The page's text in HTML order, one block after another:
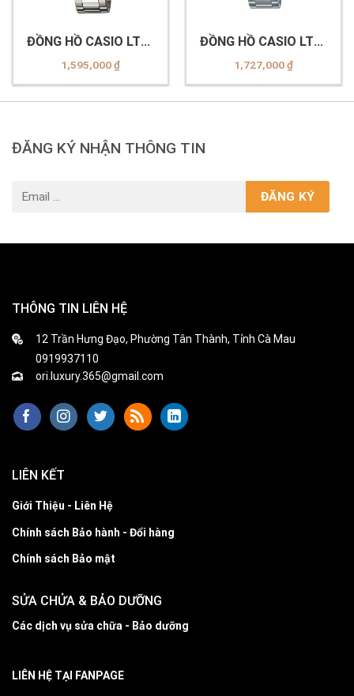
ĐỒNG HỒ CASIO LTP-
1302D-1A2VDF
1,595,000₫
ĐỒNG HỒ CASIO LTP-
1302DD-4A2VDF
1,727,000₫
ĐĂNG KÝ NHẬN THÔNG TIN
THÔNG TIN LIÊN HỆ
12 Trần Hưng Đạo, Phường Tân Thành, Tỉnh Cà Mau
0919937110
ori.luxury.365@gmail.com
LIÊN KẾT
Giới Thiệu - Liên Hệ
Chính sách Bảo hành - Đổi hàng
Chính sách Bảo mật
SỬA CHỬA & BẢO DƯỠNG
Các dịch vụ sửa chữa - Bảo dưỡng
LIÊN HỆ TẠI FANPAGE